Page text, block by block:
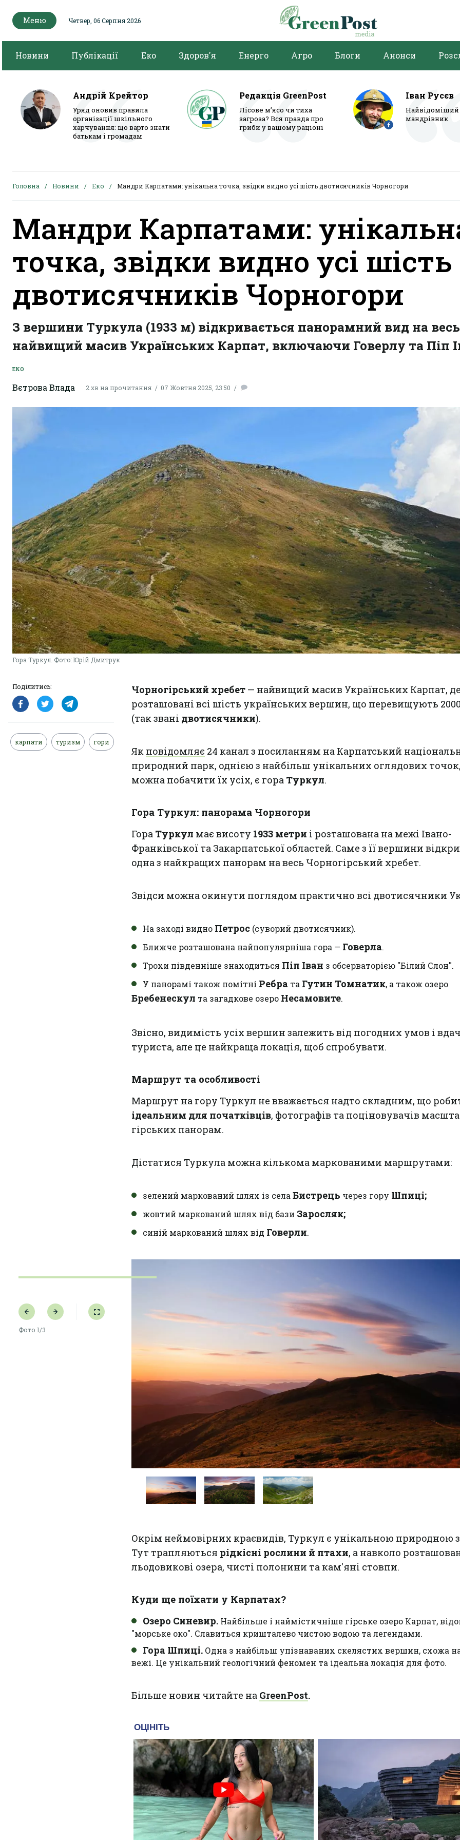
Меню Четвер, 06 Серпня 2026
Новини Публікації Еко Здоров'я Енерго Агро Блоги Анонси
Андрій Крейтор
Уряд оновив правила
організації шкільного
харчування: що варто знати
батькам і громадам
Редакція GreenPost
Лісове м’ясо чи тиха
загроза? Вся правда про
гриби у вашому раціоні
Іван Русєв
мандрівник
Головна Новини Еко Мандри Карпатами: унікальна точка, звідки видно усі шість двотисячників Чорногори
Мандри Карпатами:
точка, звідки видно усі шість
двотисячників Чорногори
З вершини Туркула (1933 м) відкривається панорамний вид на весь
найвищий масив Українських Карпат, включаючи Говерлу та Піп
ЕКО
Вєтрова Влада 2 хв на прочитання 07 Жовтня 2025, 23:50
Гора Туркул. Фото: Юрій Дмитрук
Поділитись:
карпати туризм гори
Чорногірський хребет — найвищий масив Українських Карпат,
розташовані всі шість українських вершин, що перевищують
(так звані двотисячники).
Як повідомляє 24 канал з посиланням на Карпатський
природний парк, однією з найбільш унікальних оглядових
можна побачити їх усіх, є гора Туркул.
Гора Туркул: панорама Чорногори
Гора Туркул має висоту 1933 метри і розташована на межі Івано-
Франківської та Закарпатської областей. Саме з її вершини
одна з найкращих панорам на весь Чорногірський хребет.
Звідси можна окинути поглядом практично всі двотисячники
На заході видно Петрос (суворий двотисячник).
Ближче розташована найпопулярніша гора — Говерла.
Трохи південніше знаходиться Піп Іван з обсерваторією "Білий Слон".
У панорамі також помітні Ребра та Гутин Томнатик, а також озеро
Бребенескул та загадкове озеро Несамовите.
Звісно, видимість усіх вершин залежить від погодних умов і
туриста, але це найкраща локація, щоб спробувати.
Маршрут та особливості
Маршрут на гору Туркул не вважається надто складним, що
ідеальним для початківців, фотографів та поціновувачів
гірських панорам.
Дістатися Туркула можна кількома маркованими маршрутами:
зелений маркований шлях із села Бистрець через гору Шпиці;
жовтий маркований шлях від бази Заросляк;
синій маркований шлях від Говерли.
Фото 1/3
Окрім неймовірних краєвидів, Туркул є унікальною природною
Тут трапляються рідкісні рослини й птахи, а навколо
льодовикові озера, чисті полонини та кам'яні стовпи.
Куди ще поїхати у Карпатах?
Озеро Синевир. Найбільше і наймістичніше гірське озеро Карпат,
"морське око". Славиться кришталево чистою водою та легендами.
Гора Шпиці. Одна з найбільш упізнаваних скелястих вершин, схожа
вежі. Це унікальний геологічний феномен та ідеальна локація для фото.
Більше новин читайте на GreenPost.